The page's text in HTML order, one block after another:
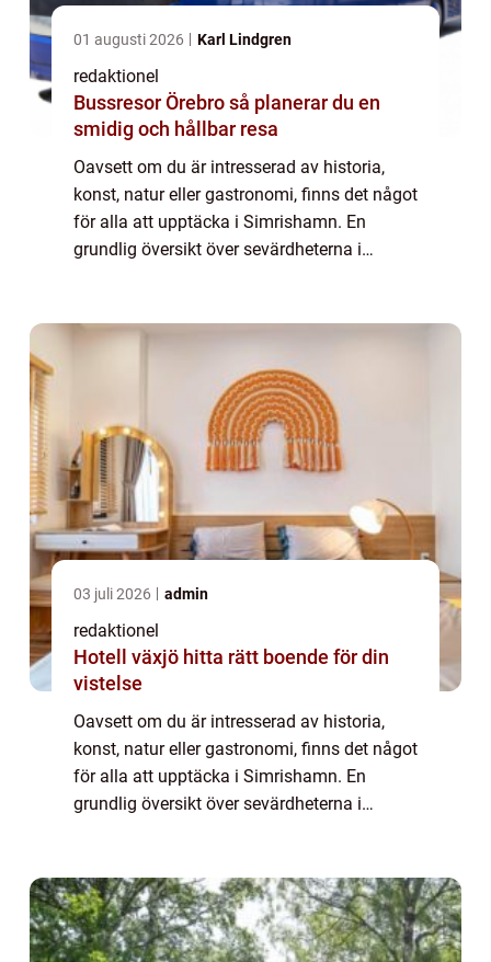
01 augusti 2026 Karl Lindgren
redaktionel
Bussresor Örebro så planerar du en
smidig och hållbar resa
Oavsett om du är intresserad av historia,
konst, natur eller gastronomi, finns det något
för alla att upptäcka i Simrishamn. En
grundlig översikt över sevärdheterna i
03 juli 2026 admin
redaktionel
Hotell växjö hitta rätt boende för din
vistelse
Oavsett om du är intresserad av historia,
konst, natur eller gastronomi, finns det något
för alla att upptäcka i Simrishamn. En
grundlig översikt över sevärdheterna i
...